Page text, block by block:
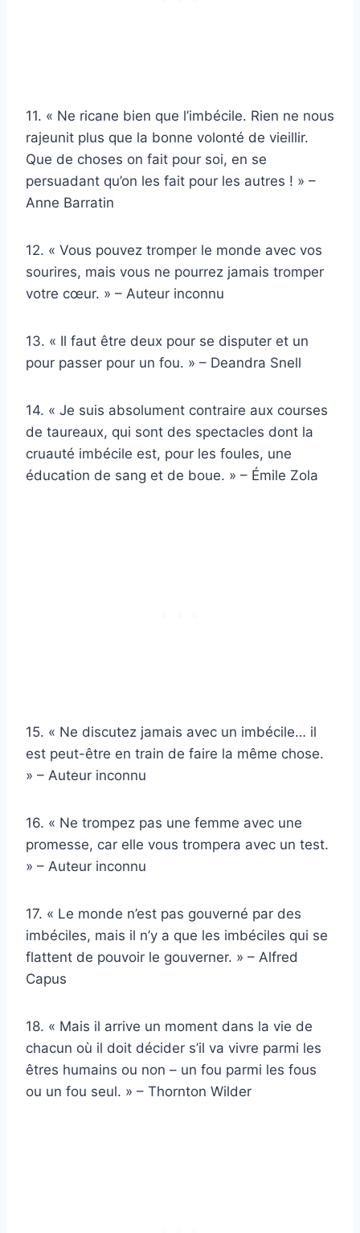
11. « Ne ricane bien que l’imbécile. Rien ne nous
rajeunit plus que la bonne volonté de vieillir.
Que de choses on fait pour soi, en se
persuadant qu’on les fait pour les autres ! » –
Anne Barratin
12. « Vous pouvez tromper le monde avec vos
sourires, mais vous ne pourrez jamais tromper
votre cœur. » – Auteur inconnu
13. « Il faut être deux pour se disputer et un
pour passer pour un fou. » – Deandra Snell
14. « Je suis absolument contraire aux courses
de taureaux, qui sont des spectacles dont la
cruauté imbécile est, pour les foules, une
éducation de sang et de boue. » – Émile Zola
15. « Ne discutez jamais avec un imbécile… il
est peut-être en train de faire la même chose.
» – Auteur inconnu
16. « Ne trompez pas une femme avec une
promesse, car elle vous trompera avec un test.
» – Auteur inconnu
17. « Le monde n’est pas gouverné par des
imbéciles, mais il n’y a que les imbéciles qui se
flattent de pouvoir le gouverner. » – Alfred
Capus
18. « Mais il arrive un moment dans la vie de
chacun où il doit décider s’il va vivre parmi les
êtres humains ou non – un fou parmi les fous
ou un fou seul. » – Thornton Wilder